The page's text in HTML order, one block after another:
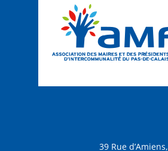
39 Rue d’Amiens,